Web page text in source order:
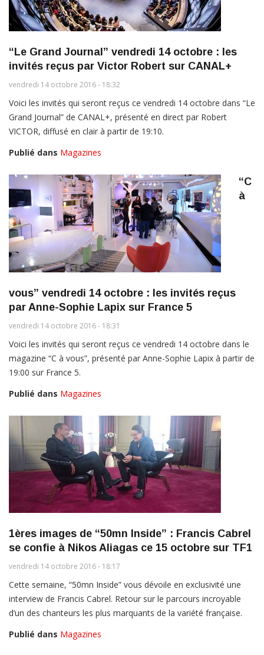
“Le Grand Journal” vendredi 14 octobre : les
invités reçus par Victor Robert sur CANAL+
vendredi 14 octobre 2016 - 18:32
Voici les invités qui seront reçus ce vendredi 14 octobre dans “Le
Grand Journal” de CANAL+, présenté en direct par Robert
VICTOR, diffusé en clair à partir de 19:10.
Publié dans Magazines
“C
à
vous” vendredi 14 octobre : les invités reçus
par Anne-Sophie Lapix sur France 5
vendredi 14 octobre 2016 - 18:31
Voici les invités qui seront reçus ce vendredi 14 octobre dans le
magazine “C à vous”, présenté par Anne-Sophie Lapix à partir de
19:00 sur France 5.
Publié dans Magazines
1ères images de “50mn Inside” : Francis Cabrel
se confie à Nikos Aliagas ce 15 octobre sur TF1
vendredi 14 octobre 2016 - 18:17
Cette semaine, “50mn Inside” vous dévoile en exclusivité une
interview de Francis Cabrel. Retour sur le parcours incroyable
d’un des chanteurs les plus marquants de la variété française.
Publié dans Magazines